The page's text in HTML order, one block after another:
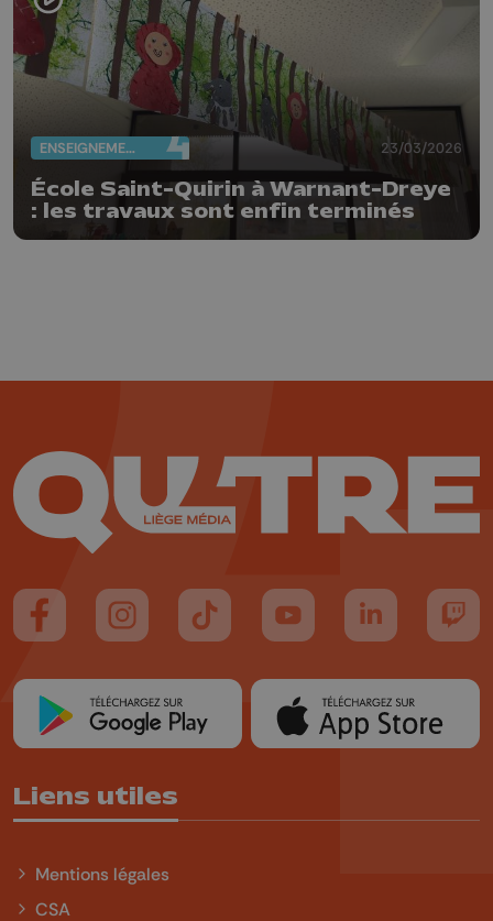
ENSEIGNEMENT 23/03/2026
École Saint-Quirin à Warnant-Dreye
: les travaux sont enfin terminés
Suivez-nous sur FaceBook
Suivez-nous sur Instagram
Suivez-nous sur TikTok
Suivez-nous sur YouTube
Suivez-nous
Liens utiles
Mentions légales
CSA